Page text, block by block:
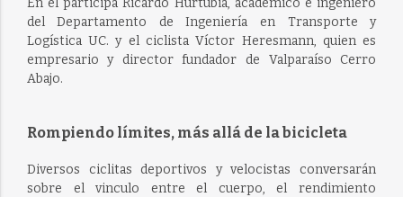
En el participa Ricardo Hurtubia, académico e ingeniero
del Departamento de Ingeniería en Transporte y
Logística UC. y el ciclista Víctor Heresmann, quien es
empresario y director fundador de Valparaíso Cerro
Abajo.
Rompiendo límites, más allá de la bicicleta
Diversos ciclitas deportivos y velocistas conversarán
sobre el vinculo entre el cuerpo, el rendimiento